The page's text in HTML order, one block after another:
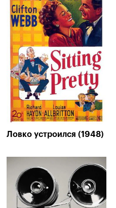
Ловко устроился (1948)